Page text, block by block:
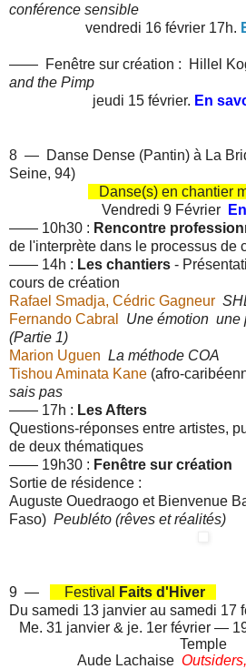
conférence sensible
vendredi 16 février 17h.
—— Fenêtre sur création : Hillel
and the Pimp
jeudi 15 février. En
8 — Danse Dense (Pantin) à La
Seine, 94)
Danse(s) en chantier
Vendredi 9 Février
—— 10h30 : Rencontre
de l'interprète dans le processus de
—— 14h : Les chantiers -
cours de création
Rafael Smadja, Cédric Gagneur
Fernando Cabral
Une émotion une
(Partie 1)
Marion Uguen La méthode COA
Tishou Aminata Kane (afro-
sais pas
—— 17h : Les Afters
Questions-réponses entre artistes,
de deux thématiques
—— 19h30 : Fenêtre sur création
Sortie de résidence :
Auguste Ouedraogo et Bienvenue
Faso) Peubléto (rêves et réalités)
9 — Festival
Faits d'Hiver
Du samedi 13 janvier au samedi 17
Me. 31 janvier & je. 1er février —
Temple
Aude Lachaise